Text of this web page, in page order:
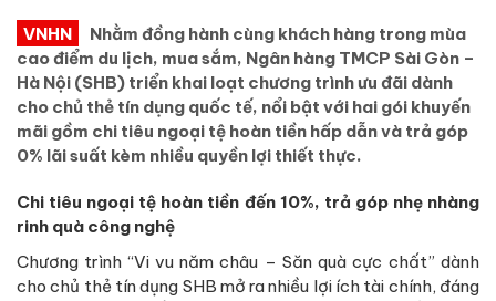
VNHN
Nhằm đồng hành cùng khách hàng trong mùa
cao điểm du lịch, mua sắm, Ngân hàng TMCP Sài Gòn –
Hà Nội (SHB) triển khai loạt chương trình ưu đãi dành
cho chủ thẻ tín dụng quốc tế, nổi bật với hai gói khuyến
mãi gồm chi tiêu ngoại tệ hoàn tiền hấp dẫn và trả góp
0% lãi suất kèm nhiều quyền lợi thiết thực.
Chi tiêu ngoại tệ hoàn tiền đến 10%, trả góp nhẹ nhàng
rinh quà công nghệ
Chương trình “Vi vu năm châu – Săn quà cực chất” dành
cho chủ thẻ tín dụng SHB mở ra nhiều lợi ích tài chính, đáng